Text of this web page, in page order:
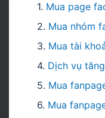
1. Mua page
2. Mua nhóm
3. Mua tài
4. Dịch vụ
5. Mua
6. Mua